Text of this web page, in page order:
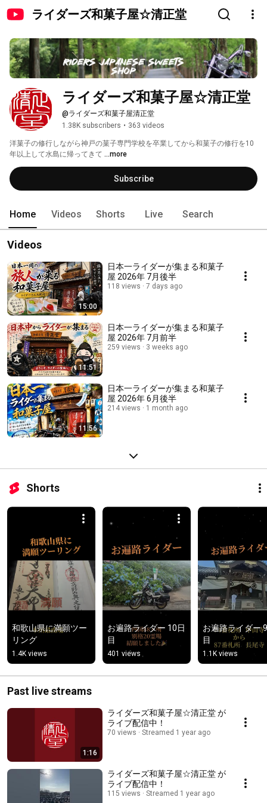
ライダーズ和菓子屋☆清正堂
ライダーズ和菓子屋☆清正堂
@ライダーズ和菓子屋清正堂
1.38K subscribers • 363 videos
洋菓子の修行しながら神戸の菓子専門学校を卒業してから和菓子の修行を10
年以上して水島に帰ってきて ...more
Subscribe
Home Videos Shorts Live Search
Videos
15:00
日本一ライダーが集まる和菓子
屋 2026年 7月後半
118 views 7 days ago
11:51
日本一ライダーが集まる和菓子
屋 2026年 7月前半
259 views 3 weeks ago
11:56
日本一ライダーが集まる和菓子
屋 2026年 6月後半
214 views 1 month ago
Shorts
和歌山県に満願ツー
リング
1.4K views
お遍路ライダー 10日
目
401 views
お遍路ライダー
目
1.1K views
Past live streams
1:16
ライダーズ和菓子屋☆清正堂 が
ライブ配信中！
70 views Streamed 1 year ago
ライダーズ和菓子屋☆清正堂 が
ライブ配信中！
115 views Streamed 1 year ago